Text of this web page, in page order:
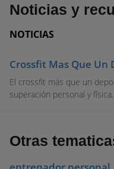
Noticias y
NOTICIAS
Crossfit Mas Que Un
El crossfit más que un
superación personal y física.
Otras